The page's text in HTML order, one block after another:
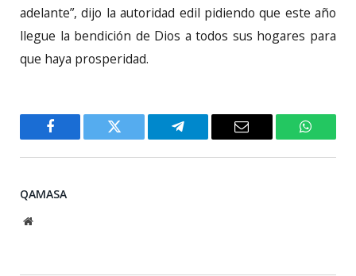
adelante”, dijo la autoridad edil pidiendo que este año
llegue la bendición de Dios a todos sus hogares para
que haya prosperidad.
Facebook Twitter Telegram Email
QAMASA
Website